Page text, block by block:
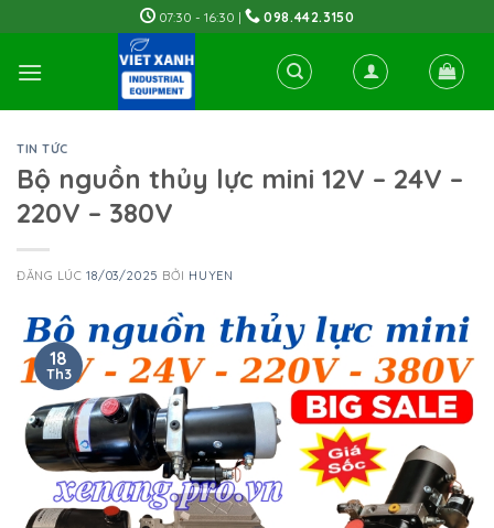
to
content
07:30 - 16:30 | 098.442.3150
TIN TỨC
Bộ nguồn thủy lực mini 12V – 24V –
220V – 380V
ĐĂNG LÚC18/03/2025 BỞI HUYEN
18
Th3